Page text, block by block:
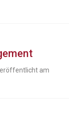
am